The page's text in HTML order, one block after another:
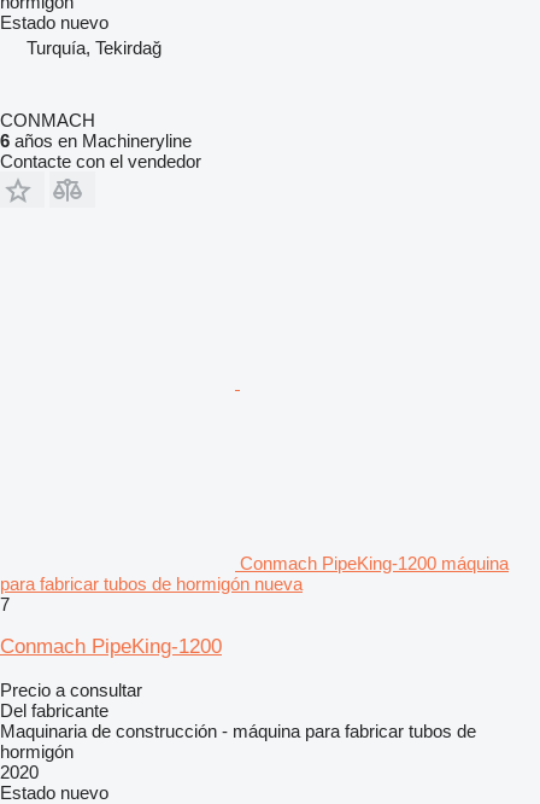
Estado nuevo
Turquía, Tekirdağ
CONMACH
6 años en Machineryline
Contacte con el vendedor
Conmach PipeKing-1200 máquina
para fabricar tubos de hormigón nueva
7
Conmach PipeKing-1200
Precio a consultar
Del fabricante
Maquinaria de construcción - máquina para fabricar tubos de
hormigón
2020
Estado nuevo